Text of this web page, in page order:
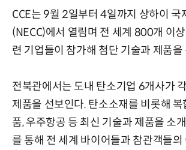
CCE는 9월 2일부터 4일까지 상하이 국
(NECC)에서 열림며 전 세계 800개 이
련 기업들이 참가해 첨단 기술과 제품을
전북관에서는 도내 탄소기업 6개사가
제품을 선보인다. 탄소소재를 비롯해
품, 우주항공 등 최신 기술과 제품을 소
를 통해 전 세계 바이어들과 참관객들